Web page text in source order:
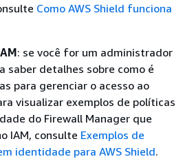
Como AWS Shield funciona
: se você for um administrador
saber detalhes sobre como é
para gerenciar o acesso ao
visualizar exemplos de políticas
do Firewall Manager que
IAM, consulte Exemplos de
identidade para AWS Shield.